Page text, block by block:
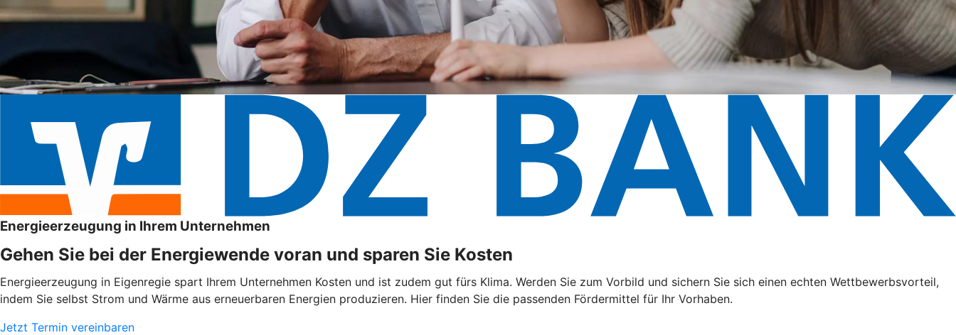
Energieerzeugung in Ihrem Unternehmen
Gehen Sie bei der Energiewende voran und sparen Sie Kosten
Energieerzeugung in Eigenregie spart Ihrem Unternehmen Kosten und ist zudem gut fürs Klima. Werden Sie zum Vorbild und sichern Sie sich einen echten Wettbewerbsvorteil,
indem Sie selbst Strom und Wärme aus erneuerbaren Energien produzieren. Hier finden Sie die passenden Fördermittel für Ihr Vorhaben.
Jetzt Termin vereinbaren